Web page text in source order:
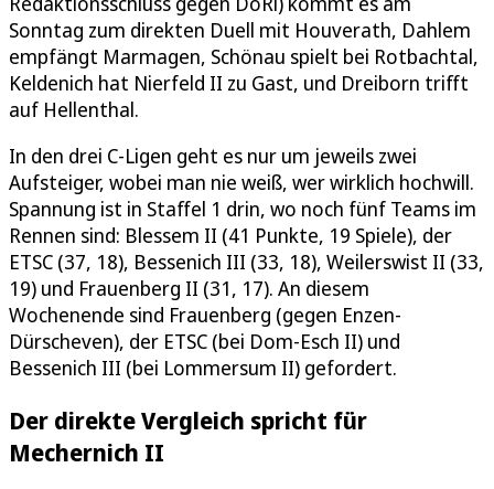
Sonntag zum direkten Duell mit Houverath, Dahlem
empfängt Marmagen, Schönau spielt bei Rotbachtal,
Keldenich hat Nierfeld II zu Gast, und Dreiborn trifft
auf Hellenthal.
In den drei C-Ligen geht es nur um jeweils zwei
Aufsteiger, wobei man nie weiß, wer wirklich hochwill.
Spannung ist in Staffel 1 drin, wo noch fünf Teams im
Rennen sind: Blessem II (41 Punkte, 19 Spiele), der
ETSC (37, 18), Bessenich III (33, 18), Weilerswist II (33,
19) und Frauenberg II (31, 17). An diesem
Wochenende sind Frauenberg (gegen Enzen-
Dürscheven), der ETSC (bei Dom-Esch II) und
Bessenich III (bei Lommersum II) gefordert.
Der direkte Vergleich spricht für
Mechernich II